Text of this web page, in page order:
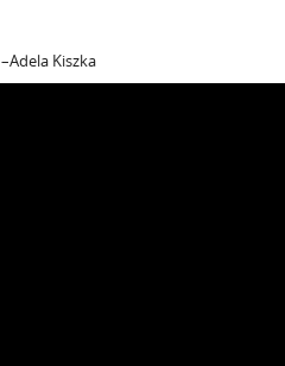
–Adela Kiszka